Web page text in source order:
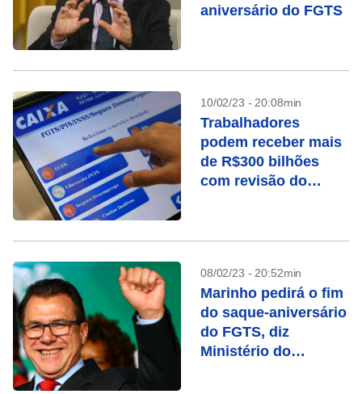
aniversário do FGTS
10/02/23 - 20:08min
Trabalhadores
podem receber mais
de R$300 bilhões
com revisão do
08/02/23 - 20:52min
Marinho pedirá o fim
do saque-aniversário
do FGTS, diz
Ministério do